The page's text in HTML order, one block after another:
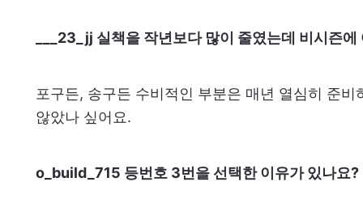
___23_jj 실책을 작년보다 많이 줄였는데 비시즌
포구든, 송구든 수비적인 부분은 매년 열심히 준
않았나 싶어요.
o_build_715 등번호 3번을 선택한 이유가 있나요?